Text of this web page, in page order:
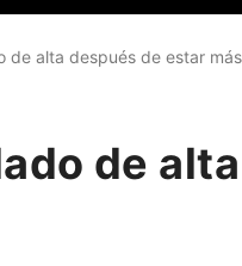
de alta después de estar
de